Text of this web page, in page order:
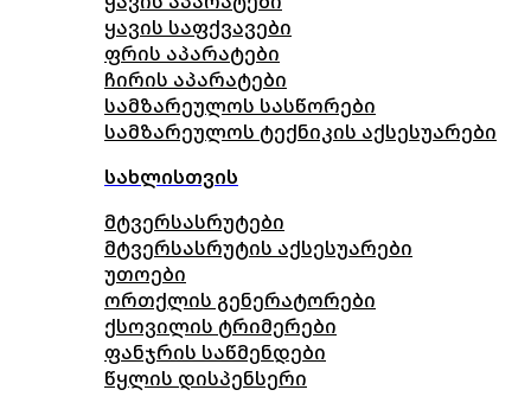
ყავის საფქვავები
ფრის აპარატები
ჩირის აპარატები
სამზარეულოს სასწორები
სამზარეულოს ტექნიკის აქსესუარები
სახლისთვის
მტვერსასრუტები
მტვერსასრუტის აქსესუარები
უთოები
ორთქლის გენერატორები
ქსოვილის ტრიმერები
ფანჯრის საწმენდები
წყლის დისპენსერი